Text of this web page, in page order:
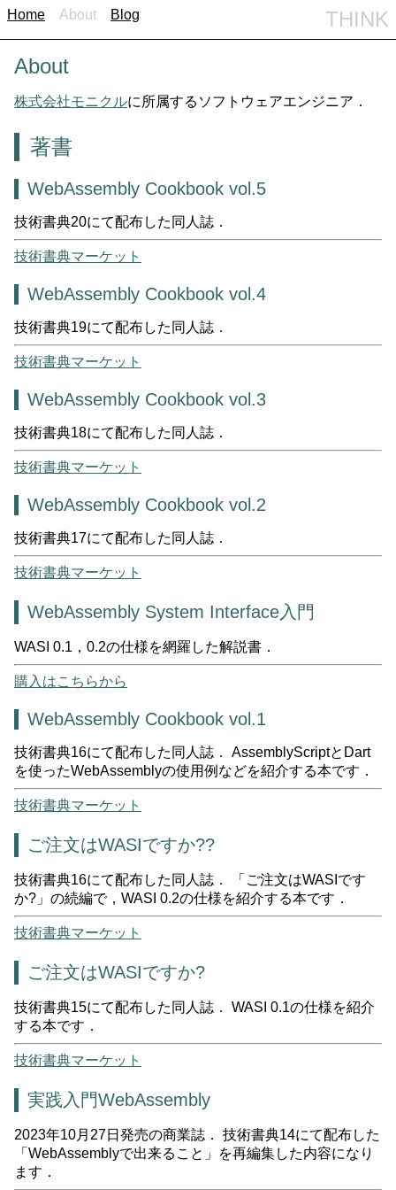
THINK
Home About Blog
About
株式会社モニクルに所属するソフトウェアエンジニア．
著書
WebAssembly Cookbook vol.5
技術書典20にて配布した同人誌．
技術書典マーケット
WebAssembly Cookbook vol.4
技術書典19にて配布した同人誌．
技術書典マーケット
WebAssembly Cookbook vol.3
技術書典18にて配布した同人誌．
技術書典マーケット
WebAssembly Cookbook vol.2
技術書典17にて配布した同人誌．
技術書典マーケット
WebAssembly System Interface入門
WASI 0.1，0.2の仕様を網羅した解説書．
購入はこちらから
WebAssembly Cookbook vol.1
技術書典16にて配布した同人誌． AssemblyScriptとDart
を使ったWebAssemblyの使用例などを紹介する本です．
技術書典マーケット
ご注文はWASIですか??
技術書典16にて配布した同人誌． 「ご注文はWASIです
か?」の続編で，WASI 0.2の仕様を紹介する本です．
技術書典マーケット
ご注文はWASIですか?
技術書典15にて配布した同人誌． WASI 0.1の仕様を紹介
する本です．
技術書典マーケット
実践入門WebAssembly
2023年10月27日発売の商業誌． 技術書典14にて配布した
「WebAssemblyで出来ること」を再編集した内容になり
ます．